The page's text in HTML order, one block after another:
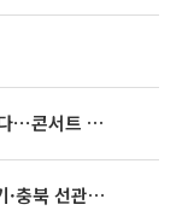
빅뱅, 20주년 기념 '새 뱅봉' 선보인다⋯콘서트 앞두고 팝업 개최
추가 압수수색